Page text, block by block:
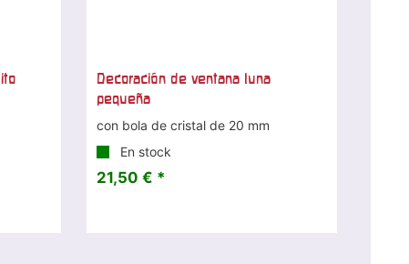
Decoración de ventana luna
pequeña
con bola de cristal de 20 mm
En stock
21,50 € *